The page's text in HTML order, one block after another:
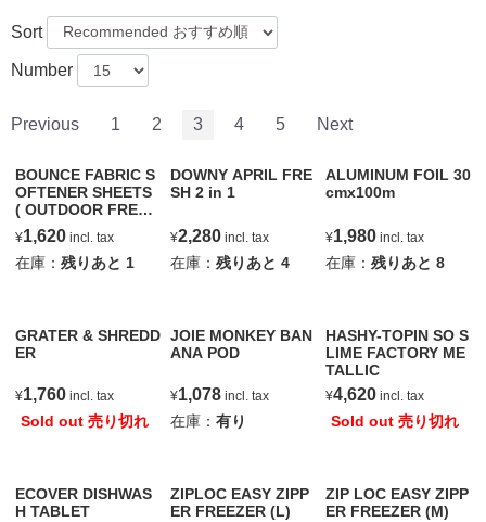
Sort
Number
Previous 1 2 3 4 5 Next
BOUNCE FABRIC S
OFTENER SHEETS
( OUTDOOR FRESH
¥1,620 incl. tax
在庫：残りあと1
DOWNY APRIL FRE
SH 2 in 1
¥2,280incl. tax
在庫： 残りあと 4
ALUMINUM FOIL 30
cmx100m
¥1,980incl. tax
在庫： 残りあと 8
GRATER & SHREDD
ER
¥1,760 incl. tax
Sold out 売り切れ
JOIE MONKEY BAN
ANA POD
¥1,078incl. tax
在庫： 有り
HASHY-TOPIN SO S
LIME FACTORY ME
TALLIC
¥4,620incl. tax
Sold out 売り切れ
ECOVER DISHWAS
H TABLET
ZIPLOC EASY ZIPP
ER FREEZER (L)
ZIP LOC EASY ZIPP
ER FREEZER (M)